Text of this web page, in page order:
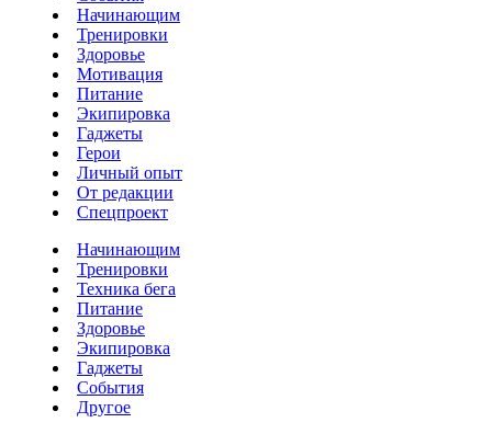
Начинающим
Тренировки
Здоровье
Мотивация
Питание
Экипировка
Гаджеты
Герои
Личный опыт
От редакции
Спецпроект
Начинающим
Тренировки
Техника бега
Питание
Здоровье
Экипировка
Гаджеты
События
Другое